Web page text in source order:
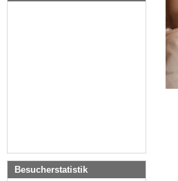
Besucherstatistik